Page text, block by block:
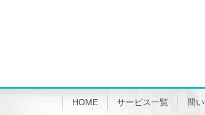
HOME サービス一覧 問